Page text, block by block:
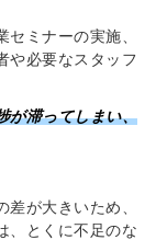
ミナーの実施、
や必要なスタッフ
が滞ってしまい、
が大きいため、
、とくに不足のな